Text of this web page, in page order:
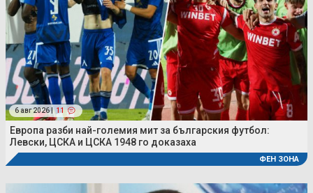
6 авг 2026 | 11
Европа разби най-големия мит за българския футбол:
Левски, ЦСКА и ЦСКА 1948 го доказаха
ФЕН ЗОНА